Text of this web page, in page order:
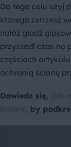
Do tego celu użyj
którego zetrzesz
nałóż gładź
przyszedł czas
częściach
ochronią ścianę
Dowiedz się,
, by